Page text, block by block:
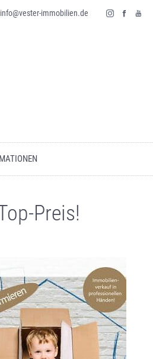
info@vester-immobilien.de
Preis!